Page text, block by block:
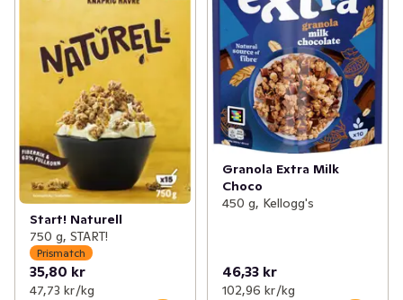
Start! Naturell
750 g, START!
Prismatch
35,80 kr
47,73 kr /kg
Granola Extra Milk
Choco
450 g, Kellogg's
46,33 kr
102,96 kr /kg